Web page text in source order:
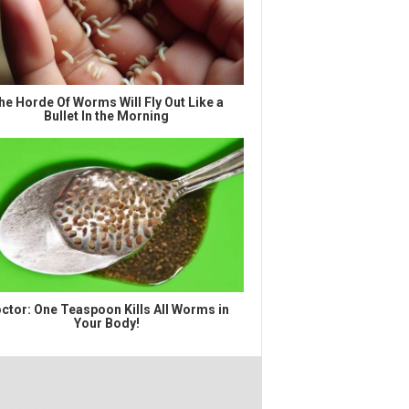
Horde Of Worms Will Fly Out Like a
Bullet In the Morning
One Teaspoon Kills All Worms in
Your Body!